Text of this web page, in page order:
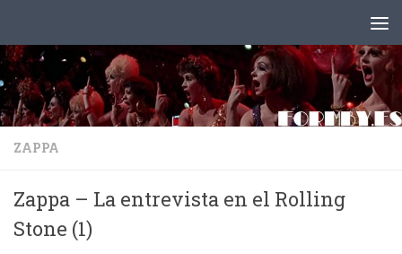
ZAPPA
Zappa – La entrevista en el Rolling
Stone (1)